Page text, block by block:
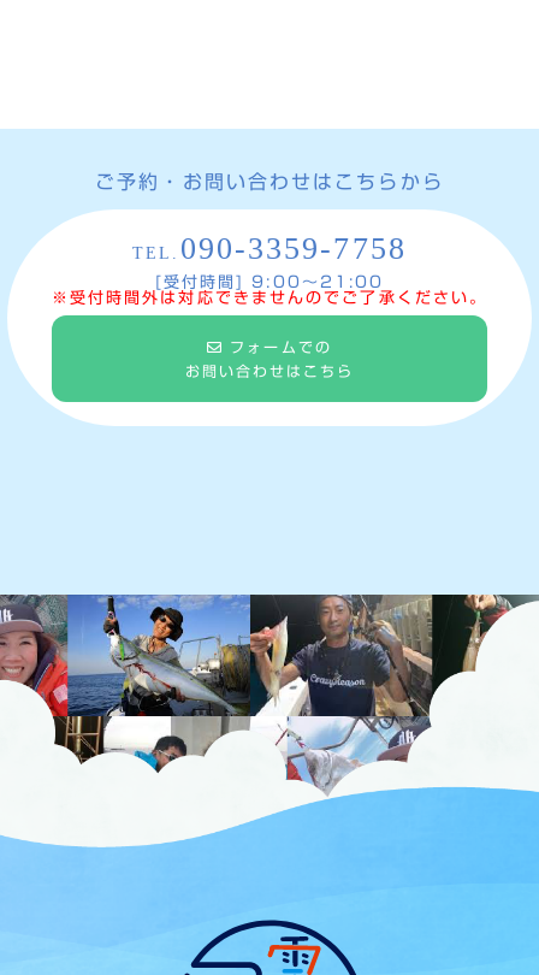
ご予約・お問い合わせはこちらから
TEL. 090-3359-7758
[受付時間] 9:00〜21:00
※受付時間外は対応できませんのでご了承ください。
フォームでの
お問い合わせはこちら